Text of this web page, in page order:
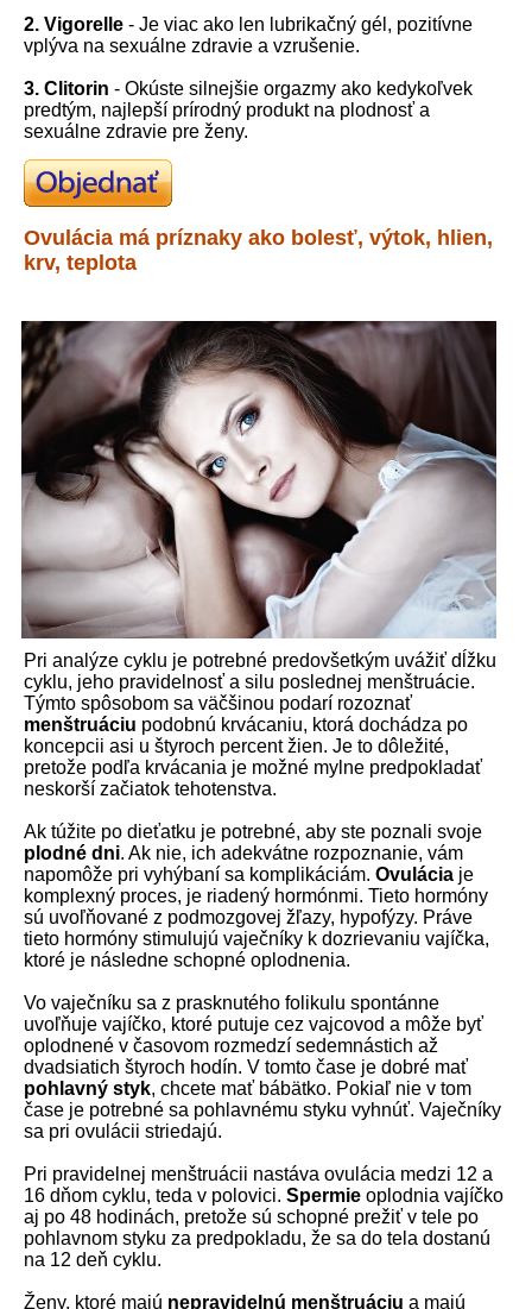
2. Vigorelle - Je viac ako len lubrikačný gél, pozitívne
vplýva na sexuálne zdravie a vzrušenie.
3. Clitorin - Okúste silnejšie orgazmy ako kedykoľvek
predtým, najlepší prírodný produkt na plodnosť a
sexuálne zdravie pre ženy.
Ovulácia má príznaky ako bolesť, výtok, hlien,
krv, teplota
Pri analýze cyklu je potrebné predovšetkým uvážiť dĺžku
cyklu, jeho pravidelnosť a silu poslednej menštruácie.
Týmto spôsobom sa väčšinou podarí rozoznať
menštruáciu podobnú krvácaniu, ktorá dochádza po
koncepcii asi u štyroch percent žien. Je to dôležité,
pretože podľa krvácania je možné mylne predpokladať
neskorší začiatok tehotenstva.
Ak túžite po dieťatku je potrebné, aby ste poznali svoje
plodné dni. Ak nie, ich adekvátne rozpoznanie, vám
napomôže pri vyhýbaní sa komplikáciám. Ovulácia je
komplexný proces, je riadený hormónmi. Tieto hormóny
sú uvoľňované z podmozgovej žľazy, hypofýzy. Práve
tieto hormóny stimulujú vaječníky k dozrievaniu vajíčka,
ktoré je následne schopné oplodnenia.
Vo vaječníku sa z prasknutého folikulu spontánne
uvoľňuje vajíčko, ktoré putuje cez vajcovod a môže byť
oplodnené v časovom rozmedzí sedemnástich až
dvadsiatich štyroch hodín. V tomto čase je dobré mať
pohlavný styk, chcete mať bábätko. Pokiaľ nie v tom
čase je potrebné sa pohlavnému styku vyhnúť. Vaječníky
sa pri ovulácii striedajú.
Pri pravidelnej menštruácii nastáva ovulácia medzi 12 a
16 dňom cyklu, teda v polovici. Spermie oplodnia vajíčko
aj po 48 hodinách, pretože sú schopné prežiť v tele po
pohlavnom styku za predpokladu, že sa do tela dostanú
na 12 deň cyklu.
Ženy, ktoré majú nepravidelnú menštruáciu a majú